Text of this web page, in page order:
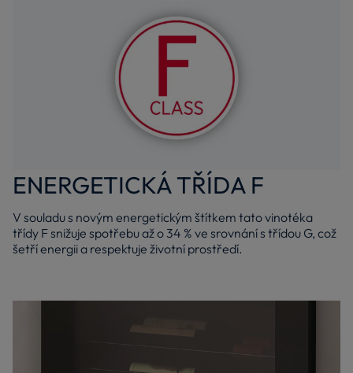
ENERGETICKÁ TŘÍDA F
V souladu s novým energetickým štítkem tato vinotéka
třídy F snižuje spotřebu až o 34 % ve srovnání s třídou G, což
šetří energii a respektuje životní prostředí.